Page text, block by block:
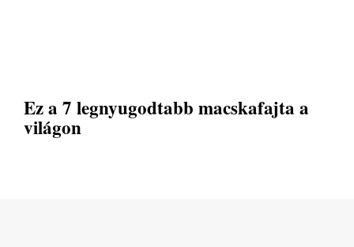
Ez a 7 legnyugodtabb macskafajta a
világon